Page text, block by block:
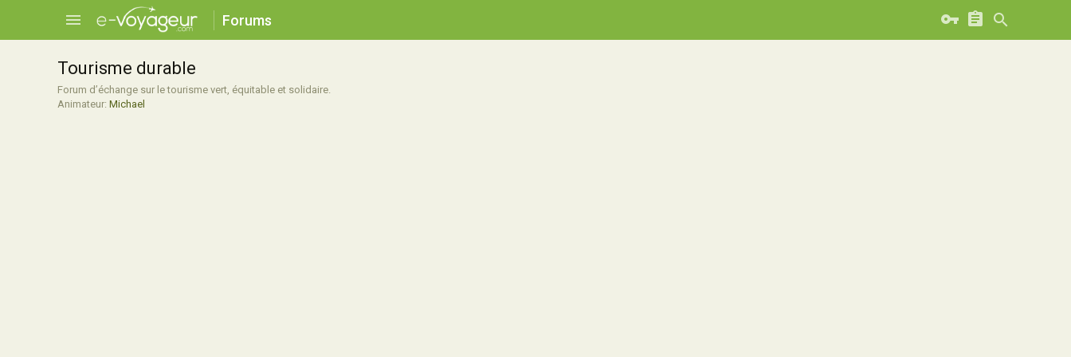
Forums
Tourisme durable
Forum d’échange sur le tourisme vert, équitable et solidaire.
Animateur: Michael